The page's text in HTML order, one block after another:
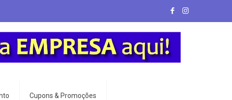
Cupons & Promoções